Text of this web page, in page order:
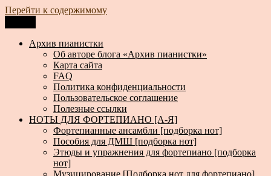
Перейти к содержимому
Архив пианистки
Всё для пианистов: ноты, книги, музыка, статьи…
Архив пианистки
Об авторе блога «Архив пианистки»
Карта сайта
FAQ
Политика конфиденциальности
Пользовательское соглашение
Полезные ссылки
НОТЫ ДЛЯ ФОРТЕПИАНО [А-Я]
Фортепианные ансамбли [подборка нот]
Пособия для ДМШ [подборка нот]
Этюды и упражнения для фортепиано [подборка
нот]
Музицирование [Подборка нот для фортепиано]